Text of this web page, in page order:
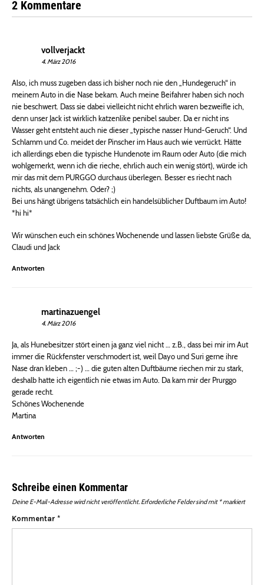
2 Kommentare
vollverjackt
4. März 2016
Also, ich muss zugeben dass ich bisher noch nie den „Hundegeruch“ in
meinem Auto in die Nase bekam. Auch meine Beifahrer haben sich noch
nie beschwert. Dass sie dabei vielleicht nicht ehrlich waren bezweifle ich,
denn unser Jack ist wirklich katzenlike penibel sauber. Da er nicht ins
Wasser geht entsteht auch nie dieser „typische nasser Hund-Geruch“. Und
Schlamm und Co. meidet der Pinscher im Haus auch wie verrückt. Hätte
ich allerdings eben die typische Hundenote im Raum oder Auto (die mich
wohlgemerkt, wenn ich die rieche, ehrlich auch ein wenig stört), würde ich
mir das mit dem PURGGO durchaus überlegen. Besser es riecht nach
nichts, als unangenehm. Oder? ;)
Bei uns hängt übrigens tatsächlich ein handelsüblicher Duftbaum im Auto!
*hi hi*
Wir wünschen euch ein schönes Wochenende und lassen liebste Grüße da,
Claudi und Jack
Antworten
martinazuengel
4. März 2016
Ja, als Hunebesitzer stört einen ja ganz viel nicht … z.B., dass bei mir im Aut
immer die Rückfenster verschmodert ist, weil Dayo und Suri gerne ihre
Nase dran kleben … ;-) … die guten alten Duftbäume riechen mir zu stark,
deshalb hatte ich eigentlich nie etwas im Auto. Da kam mir der Prurggo
gerade recht.
Schönes Wochenende
Martina
Antworten
Schreibe einen Kommentar
Deine E-Mail-Adresse wird nicht veröffentlicht. Erforderliche Felder sind mit *markiert
Kommentar *